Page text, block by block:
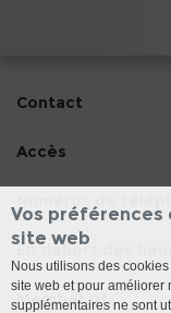
Contact
Accès
En dehors des
Member of
Vos préférences
site web
Nous utilisons des
site web et pour améliorer
supplémentaires ne sont